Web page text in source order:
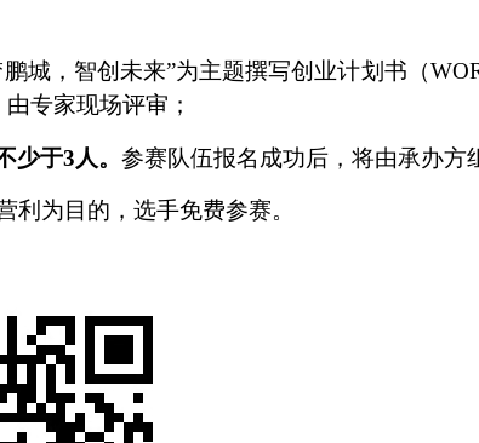
鹏城，智创未来”为主题撰写创业计划书（
专家现场评审；
少于3人。 参赛队伍报名成功后，将由承办方
利为目的，选手免费参赛。